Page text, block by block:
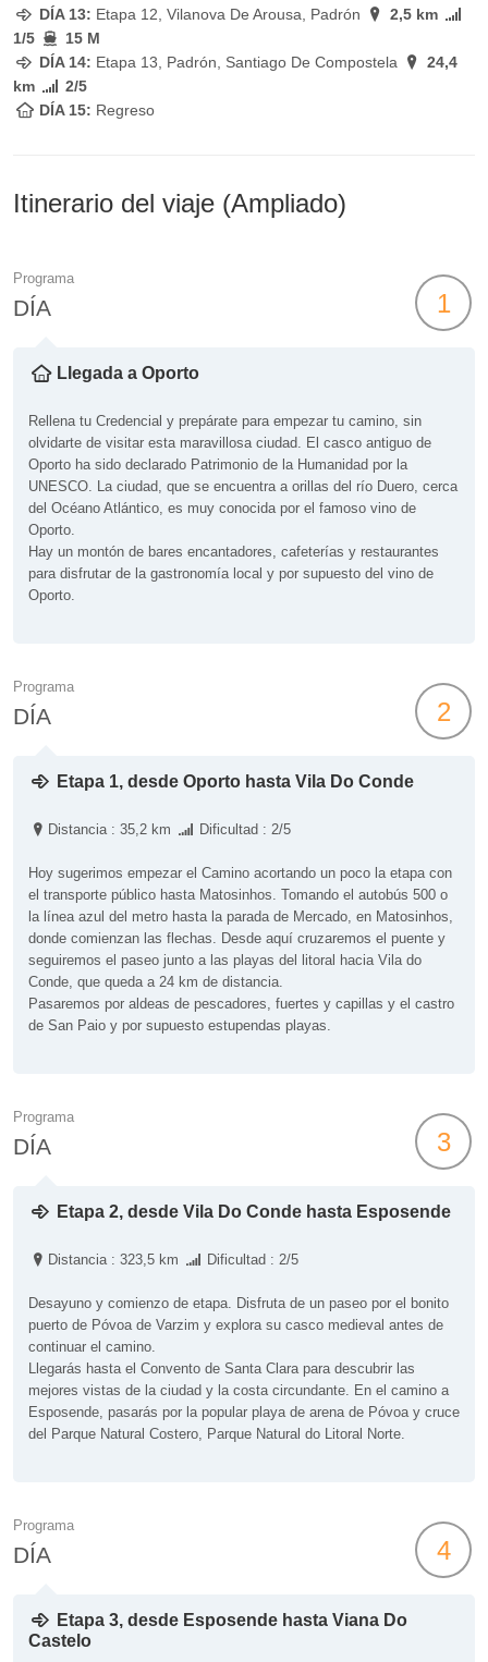
DÍA 13: Etapa 12, Vilanova De Arousa, Padrón
2,5 km
1/5
15M
DÍA 14: Etapa 13, Padrón, Santiago De Compostela
24,4
km
2/5
DÍA 15: Regreso
Itinerario del viaje (Ampliado)
Programa
DÍA 1
Llegada a Oporto
Rellena tu Credencial y prepárate para empezar tu camino, sin
olvidarte de visitar esta maravillosa ciudad. El casco antiguo de
Oporto ha sido declarado Patrimonio de la Humanidad por la
UNESCO. La ciudad, que se encuentra a orillas del río Duero, cerca
del Océano Atlántico, es muy conocida por el famoso vino de
Oporto.
Hay un montón de bares encantadores, cafeterías y restaurantes
para disfrutar de la gastronomía local y por supuesto del vino de
Oporto.
Programa
DÍA 2
Etapa 1, desde Oporto hasta Vila Do Conde
Distancia : 35,2 km Dificultad : 2/5
Hoy sugerimos empezar el Camino acortando un poco la etapa con
el transporte público hasta Matosinhos. Tomando el autobús 500 o
la línea azul del metro hasta la parada de Mercado, en Matosinhos,
donde comienzan las flechas. Desde aquí cruzaremos el puente y
seguiremos el paseo junto a las playas del litoral hacia Vila do
Conde, que queda a 24 km de distancia.
Pasaremos por aldeas de pescadores, fuertes y capillas y el castro
de San Paio y por supuesto estupendas playas.
Programa
DÍA 3
Etapa 2, desde Vila Do Conde hasta Esposende
Distancia : 323,5 km Dificultad : 2/5
Desayuno y comienzo de etapa. Disfruta de un paseo por el bonito
puerto de Póvoa de Varzim y explora su casco medieval antes de
continuar el camino.
Llegarás hasta el Convento de Santa Clara para descubrir las
mejores vistas de la ciudad y la costa circundante. En el camino a
Esposende, pasarás por la popular playa de arena de Póvoa y cruce
del Parque Natural Costero, Parque Natural do Litoral Norte.
Programa
DÍA 4
Etapa 3, desde Esposende hasta Viana Do
Castelo